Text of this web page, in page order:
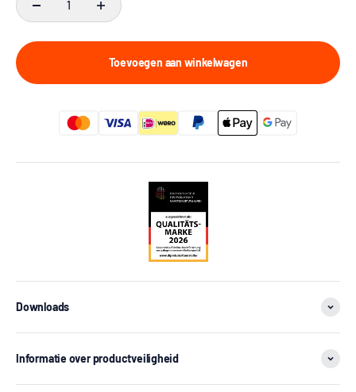
Toevoegen aan winkelwagen
Downloads
Informatie over productveiligheid